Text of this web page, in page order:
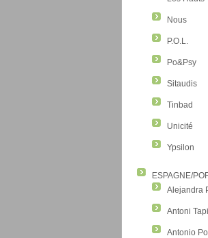
Nous
P.O.L.
Po&Psy
Sitaudis
Tinbad
Unicité
Ypsilon
ESPAGNE/
Alejandra
Antoni
Antonio